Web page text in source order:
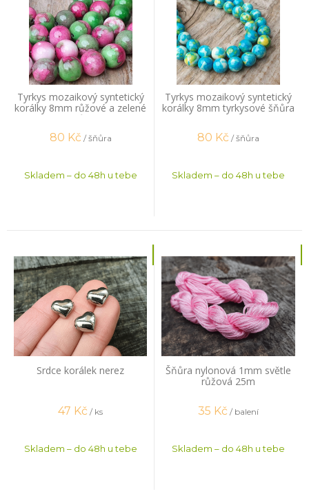
Tyrkys mozaikový syntetický
korálky 8mm růžové a zelené
šňůra
80 Kč / šňůra
Skladem – do 48h u tebe
Tyrkys mozaikový syntetický
korálky 8mm tyrkysové šňůra
80 Kč / šňůra
Skladem – do 48h u tebe
Srdce korálek nerez
47 Kč / ks
Skladem – do 48h u tebe
Šňůra nylonová 1mm světle
růžová 25m
35 Kč / balení
Skladem – do 48h u tebe